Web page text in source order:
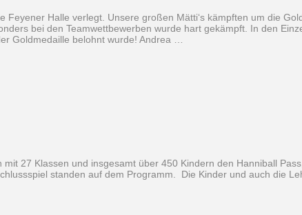
Halle verlegt. Unsere großen Mätti‘s kämpften um die
bei den Teamwettbewerben wurde hart gekämpft. In den
Goldmedaille belohnt wurde! Andrea …
27 Klassen und insgesamt über 450 Kindern den Hanniball
standen auf dem Programm. Die Kinder und auch die